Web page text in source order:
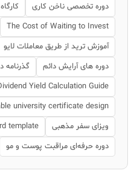
دوره تخصصی ناخن کاری
The Cost of Waiting to Invest
آموزش ترید از طریق معاملات لایو
دوره های آرایش دائم
گذرنامه
Yield Calculation Guide
university certificate design
ویزای سفر مذهبی
template
دوره حرفه‌ای مراقبت پوست و مو